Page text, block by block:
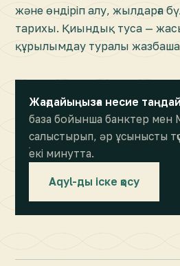
және өндіріп алу, жылдарға
тарихы. Қиындық туса —
құрылымдау туралы жазбаша
Жағдайыңызға несие
база бойынша банктер мен
салыстырып, әр ұсынысты
екі минутта.
Aqyl-ды іске қосу